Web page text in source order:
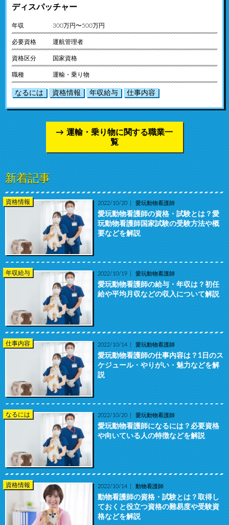
ディスパッチャー
年収 300万円〜500万円
必要資格 運航管理者
資格区分 国家資格
職種 運輸・乗り物
なるには 資格情報 年収給与 仕事内容
運輸・乗り物に関する職業一
覧
新着記事
資格情報 2022/10/20 愛玩動物看護師
愛玩動物看護師の資格・試験とは？愛
玩動物看護師国家試験の受験方法や概
要などを解説
年収給与 2022/10/19 愛玩動物看護師
愛玩動物看護師の給与・年収は？初任
給や平均月収などの収入について解説
仕事内容 2022/10/14 愛玩動物看護師
愛玩動物看護師の仕事内容は？1日のス
ケジュール・やりがい・魅力などを解
説
なるには 2022/10/20 愛玩動物看護師
愛玩動物看護師になるには？必要資格
や向いている人の特徴などを解説
資格情報 2022/10/14 動物看護師
動物看護師の資格・試験とは？取得し
ておくと役立つ資格の難易度や受験資
格などを解説